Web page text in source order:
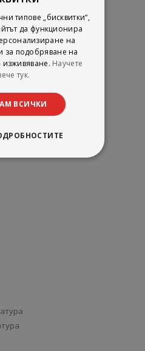
типове „бисквитки“,
да функционира
на
за подобряване на
изживяване. Научете
тук.
ВСИЧКИ